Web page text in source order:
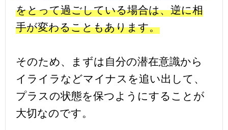
をとって過ごしている場合は、逆に相
手が変わることもあります。
そのため、まずは自分の潜在意識から
イライラなどマイナスを追い出して、
プラスの状態を保つようにすることが
大切なのです。